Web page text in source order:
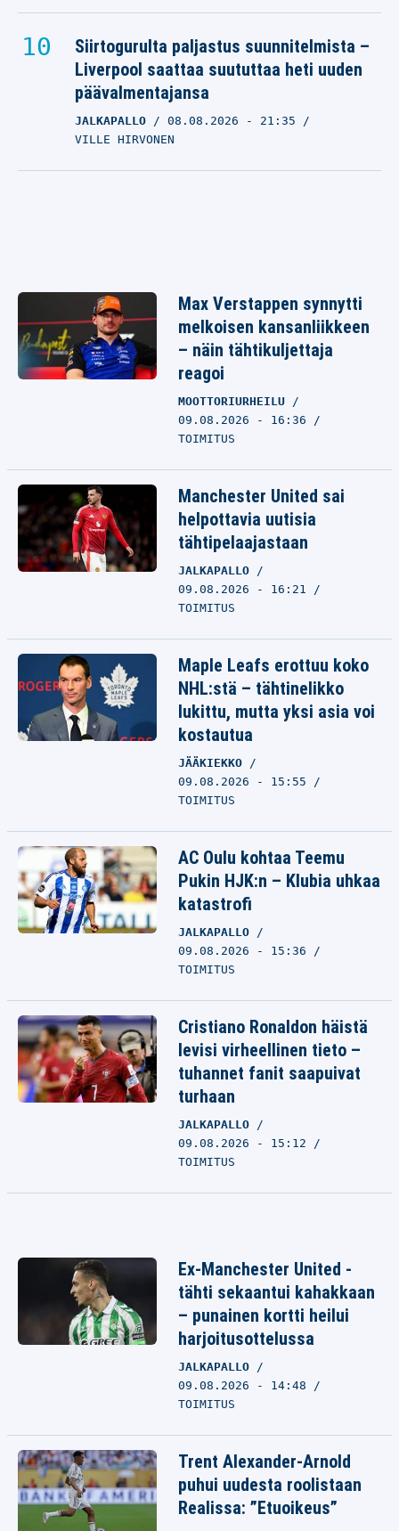
Siirtogurulta paljastus suunnitelmista –
Liverpool saattaa suututtaa heti uuden
päävalmentajansa
JALKAPALLO 08.08.2026 - 21:35
VILLE HIRVONEN
Max Verstappen synnytti
melkoisen kansanliikkeen
– näin tähtikuljettaja
reagoi
MOOTTORIURHEILU
09.08.2026 - 16:36
TOIMITUS
Manchester United sai
helpottavia uutisia
tähtipelaajastaan
JALKAPALLO
09.08.2026 - 16:21
TOIMITUS
Maple Leafs erottuu koko
NHL:stä – tähtinelikko
lukittu, mutta yksi asia voi
kostautua
JÄÄKIEKKO
09.08.2026 - 15:55
TOIMITUS
AC Oulu kohtaa Teemu
Pukin HJK:n – Klubia uhkaa
katastrofi
JALKAPALLO
09.08.2026 - 15:36
TOIMITUS
Cristiano Ronaldon häistä
levisi virheellinen tieto –
tuhannet fanit saapuivat
turhaan
JALKAPALLO
09.08.2026 - 15:12
TOIMITUS
Ex-Manchester United -
tähti sekaantui kahakkaan
– punainen kortti heilui
harjoitusottelussa
JALKAPALLO
09.08.2026 - 14:48
TOIMITUS
Trent Alexander-Arnold
puhui uudesta roolistaan
Realissa: ”Etuoikeus”